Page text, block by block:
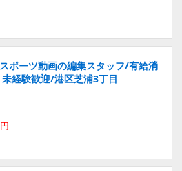
ポーツ動画の編集スタッフ/有給消
経験歓迎/港区芝浦3丁目